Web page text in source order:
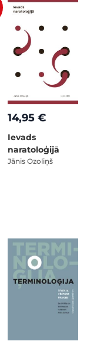
14,95 €
Ievads
naratoloģijā
Jānis Ozoliņš